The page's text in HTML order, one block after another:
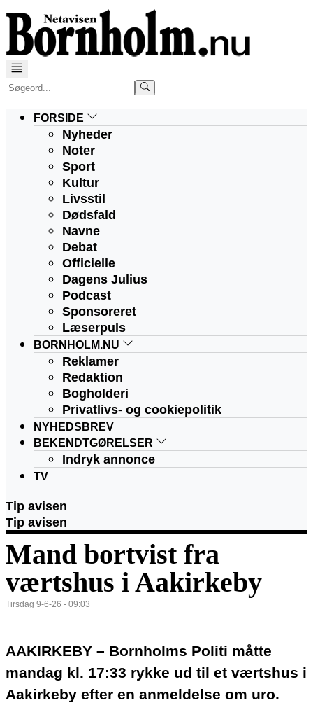
FORSIDE
Nyheder
Noter
Sport
Kultur
Livsstil
Dødsfald
Navne
Debat
Officielle
Dagens Julius
Podcast
Sponsoreret
Læserpuls
BORNHOLM.NU
Reklamer
Redaktion
Bogholderi
Privatlivs- og cookiepolitik
NYHEDSBREV
BEKENDTGØRELSER
Indryk annonce
TV
Tip avisen
Tip avisen
Mand bortvist fra
værtshus i Aakirkeby
Tirsdag 9-6-26 - 09:03
AAKIRKEBY – Bornholms Politi måtte
mandag kl. 17:33 rykke ud til et værtshus i
Aakirkeby efter en anmeldelse om uro.